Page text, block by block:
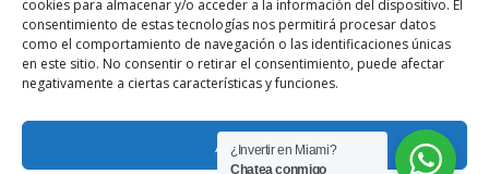
cookies para almacenar y/o acceder a la información del dispositivo. El
consentimiento de estas tecnologías nos permitirá procesar datos
como el comportamiento de navegación o las identificaciones únicas
en este sitio. No consentir o retirar el consentimiento, puede afectar
negativamente a ciertas características y funciones.
Aceptar
¿Invertir en Miami?
Chatea conmigo